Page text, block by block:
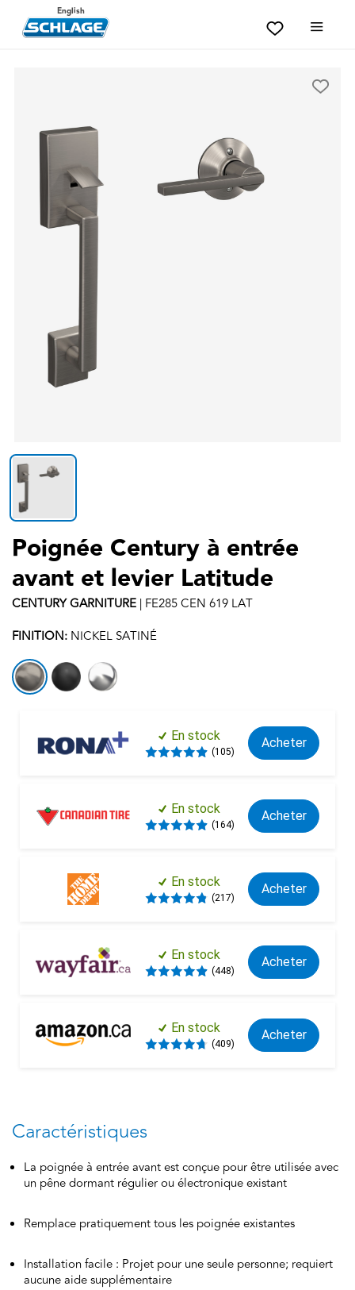
English
Poignée Century à entrée
avant et levier Latitude
CENTURYGARNITURE | FE285 CEN 619 LAT
FINITION: NICKEL SATINÉ
En stock
(105)
Acheter
En stock
(164)
Acheter
En stock
(217)
Acheter
En stock
(448)
Acheter
En stock
(409)
Acheter
Caractéristiques
La poignée à entrée avant est conçue pour être utilisée avec
un pêne dormant régulier ou électronique existant
Remplace pratiquement tous les poignée existantes
Installation facile : Projet pour une seule personne; requiert
aucune aide supplémentaire